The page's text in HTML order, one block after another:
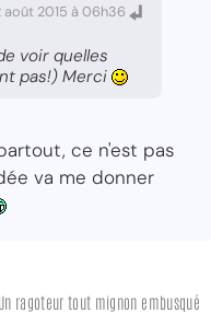
août 2015 à 06h36
voir quelles
pas!) Merci
ce n'est pas
va me donner
Un ragoteur tout mignon embusqué